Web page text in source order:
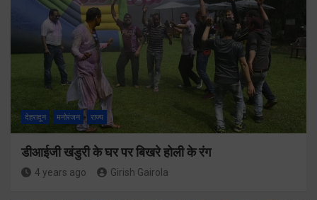
देहरादून मनोरंजन राज्य
डीआईजी खंडुरी के घर पर बिखरे होली के रंग
4 years ago Girish Gairola